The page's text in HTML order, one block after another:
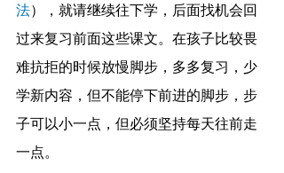
法），就请继续往下学，后面找机会回
过来复习前面这些课文。在孩子比较畏
难抗拒的时候放慢脚步，多多复习，少
学新内容，但不能停下前进的脚步，步
子可以小一点，但必须坚持每天往前走
一点。